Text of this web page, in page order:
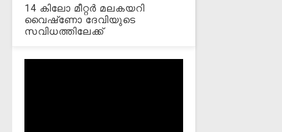
14 കിലോ മീറ്റര്‍ മലകയറി
വൈഷ്‌ണോ ദേവിയുടെ
സവിധത്തിലേക്ക്